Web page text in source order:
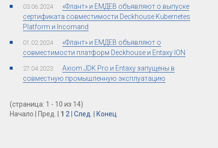
03.06.2024
«Флант» и ЕМДЕВ объявляют о выпуске
сертификата совместимости Deckhouse Kubernetes
Platform и Incomand
01.02.2024
«Флант» и ЕМДЕВ объявляют о
совместимости платформ Deckhouse и Entaxy ION
27.04.2023
Axiom JDK Pro и Entaxу запущены в
совместную промышленную эксплуатацию
(страница: 1 - 10 из 14)
Начало | Пред. | 1 2 След. Конец